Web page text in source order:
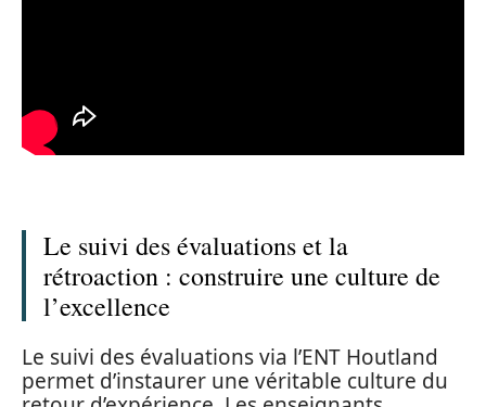
Le suivi des évaluations et la
rétroaction : construire une culture de
l’excellence
Le suivi des évaluations via l’ENT Houtland
permet d’instaurer une véritable culture du